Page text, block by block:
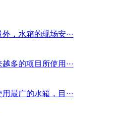
，水箱的现场安···
多的项目所使用···
最广的水箱，目···